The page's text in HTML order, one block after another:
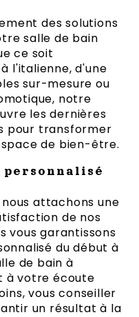
des solutions
salle de bain
ce soit
l'italienne, d'une
sur-mesure ou
notre
les dernières
pour transformer
de bien-être.
personnalisé
attachons une
de nos
vous garantissons
du début à
de bain à
à votre écoute
vous conseiller
un résultat à la